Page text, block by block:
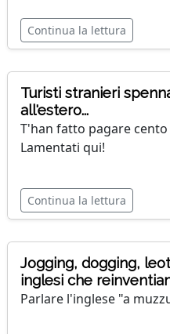
Continua la lettura
Turisti stranieri
all'estero...
T'han fatto pagare
Lamentati qui!
Continua la lettura
Jogging, dogging,
inglesi che
Parlare l'inglese "a